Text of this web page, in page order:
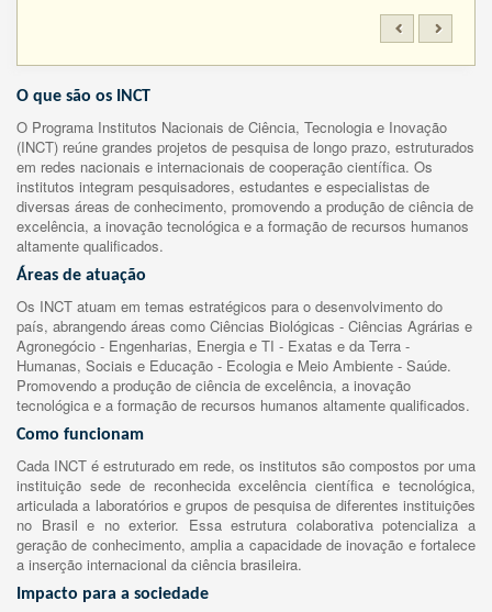
O que são os INCT
O Programa Institutos Nacionais de Ciência, Tecnologia e Inovação
(INCT) reúne grandes projetos de pesquisa de longo prazo, estruturados
em redes nacionais e internacionais de cooperação científica. Os
institutos integram pesquisadores, estudantes e especialistas de
diversas áreas de conhecimento, promovendo a produção de ciência de
excelência, a inovação tecnológica e a formação de recursos humanos
altamente qualificados.
Áreas de atuação
Os INCT atuam em temas estratégicos para o desenvolvimento do
país, abrangendo áreas como Ciências Biológicas - Ciências Agrárias e
Agronegócio - Engenharias, Energia e TI - Exatas e da Terra -
Humanas, Sociais e Educação - Ecologia e Meio Ambiente - Saúde.
Promovendo a produção de ciência de excelência, a inovação
tecnológica e a formação de recursos humanos altamente qualificados.
Como funcionam
Cada INCT é estruturado em rede, os institutos são compostos por uma
instituição sede de reconhecida excelência científica e tecnológica,
articulada a laboratórios e grupos de pesquisa de diferentes instituições
no Brasil e no exterior. Essa estrutura colaborativa potencializa a
geração de conhecimento, amplia a capacidade de inovação e fortalece
a inserção internacional da ciência brasileira.
Impacto para a sociedade